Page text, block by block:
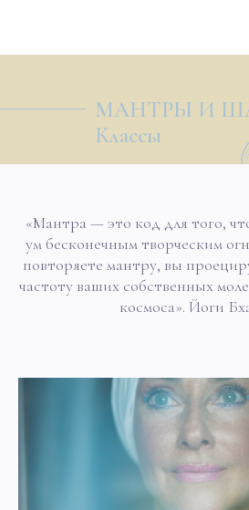
МАНТРЫ И
Классы
«Мантра — это код для того,
ум бесконечным творческим
повторяете мантру, вы
частоту ваших собственных
космоса». Йоги